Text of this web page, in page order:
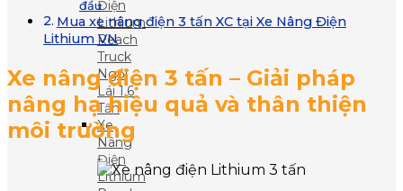
Điện
Lithium
Reach
Truck
Ngồi
Lái 1.6
Tấn
Xe
Nâng
Điện
Lithium
đầu
Mua xe nâng điện 3 tấn XC tại Xe Nâng Điện
Lithium VN
Xe nâng điện 3 tấn – Giải pháp
nâng hạ hiệu quả và thân thiện
môi trường